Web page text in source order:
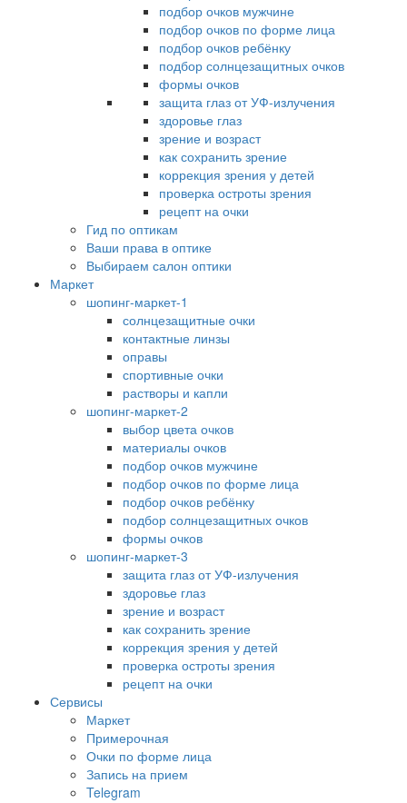
подбор очков мужчине
подбор очков по форме лица
подбор очков ребёнку
подбор солнцезащитных очков
формы очков
защита глаз от УФ-излучения
здоровье глаз
зрение и возраст
как сохранить зрение
коррекция зрения у детей
проверка остроты зрения
рецепт на очки
Гид по оптикам
Ваши права в оптике
Выбираем салон оптики
Маркет
шопинг-маркет-1
солнцезащитные очки
контактные линзы
оправы
спортивные очки
растворы и капли
шопинг-маркет-2
выбор цвета очков
материалы очков
подбор очков мужчине
подбор очков по форме лица
подбор очков ребёнку
подбор солнцезащитных очков
формы очков
шопинг-маркет-3
защита глаз от УФ-излучения
здоровье глаз
зрение и возраст
как сохранить зрение
коррекция зрения у детей
проверка остроты зрения
рецепт на очки
Сервисы
Маркет
Примерочная
Очки по форме лица
Запись на прием
Telegram